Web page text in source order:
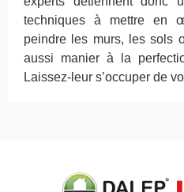
techniques à mettre en
peindre les murs, les sols
aussi manier à la
Laissez-leur s’occuper de